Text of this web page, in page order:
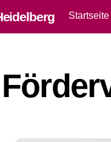
Startseite